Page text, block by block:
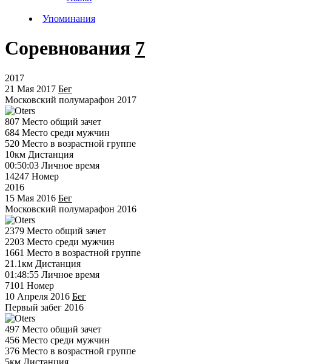
Упоминания
Соревнования 7
2017
21 Мая 2017 Бег
Московский полумарафон 2017
807 Место общий зачет
684 Место среди мужчин
520 Место в возрастной группе
10км Дистанция
00:50:03 Личное время
14247 Номер
2016
15 Мая 2016 Бег
Московский полумарафон 2016
2379 Место общий зачет
2203 Место среди мужчин
1661 Место в возрастной группе
21.1км Дистанция
01:48:55 Личное время
7101 Номер
10 Апреля 2016 Бег
Первый забег 2016
497 Место общий зачет
456 Место среди мужчин
376 Место в возрастной группе
5км Дистанция